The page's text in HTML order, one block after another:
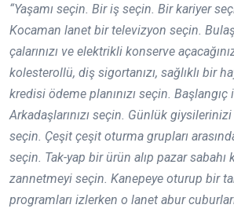
“Yaşamı seçin. Bir iş seçin. Bir kariyer
Kocaman lanet bir televizyon seçin.
çalarınızı ve elektrikli konserve
kolesterollü, diş sigortanızı, sağlıklı bir
kredisi ödeme planınızı seçin. Başlangıç
Arkadaşlarınızı seçin. Günlük giysilerinizi
seçin. Çeşit çeşit oturma grupları
seçin. Tak-yap bir ürün alıp pazar
zannetmeyi seçin. Kanepeye oturup bir
programları izlerken o lanet abur